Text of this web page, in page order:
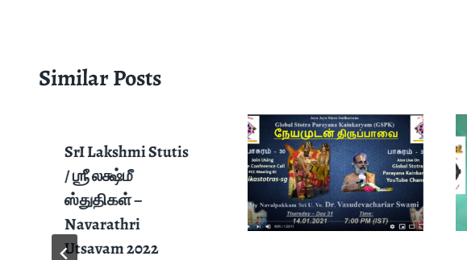
Similar Posts
SrI Lakshmi Stutis
/ ஶ்ரீ லக்ஷ்மீ
ஸ்துதிகள் –
Navarathri
Utsavam 2022